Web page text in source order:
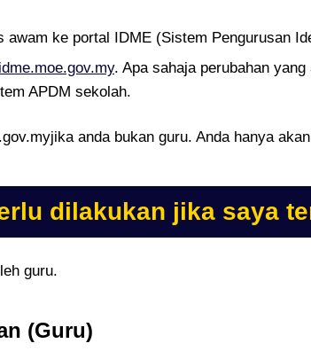
ke portal IDME (Sistem Pengurusan
. Apa sahaja perubahan
APDM sekolah.
anda bukan guru. Anda hanya
dilakukan jika saya
guru.
(Guru)